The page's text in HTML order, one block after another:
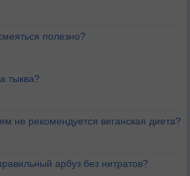
полезно?
тыква?
не рекомендуется веганская диета?
арбуз без нитратов?